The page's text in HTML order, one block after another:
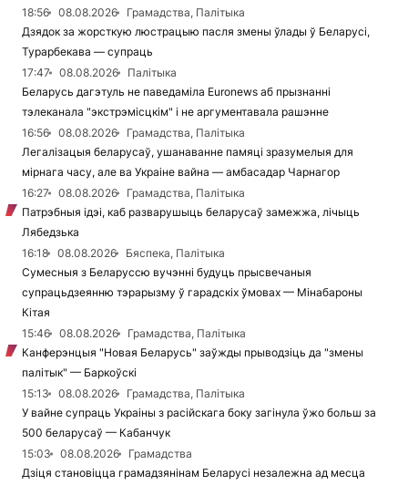
18:56
08.08.2026
Грамадства, Палітыка
Дзядок за жорсткую люстрацыю пасля змены ўлады ў Беларусі,
Турарбекава — супраць
17:47
08.08.2026
Палітыка
Беларусь дагэтуль не паведаміла Euronews аб прызнанні
тэлеканала "экстрэмісцкім" і не аргументавала рашэнне
16:56
08.08.2026
Грамадства, Палітыка
Легалізацыя беларусаў, ушанаванне памяці зразумелыя для
мірнага часу, але ва Украіне вайна — амбасадар Чарнагор
16:27
08.08.2026
Грамадства, Палітыка
Патрэбныя ідэі, каб разварушыць беларусаў замежжа, лічыць
Лябедзька
16:18
08.08.2026
Бяспека, Палітыка
Сумесныя з Беларуссю вучэнні будуць прысвечаныя
супрацьдзеянню тэрарызму ў гарадскіх ўмовах — Мінабароны
Кітая
15:46
08.08.2026
Грамадства, Палітыка
Канферэнцыя "Новая Беларусь" заўжды прыводзіць да "змены
палітык" — Баркоўскі
15:13
08.08.2026
Грамадства, Палітыка
У вайне супраць Украіны з расійскага боку загінула ўжо больш за
500 беларусаў — Кабанчук
15:03
08.08.2026
Грамадства
Дзіця становіцца грамадзянінам Беларусі незалежна ад месца